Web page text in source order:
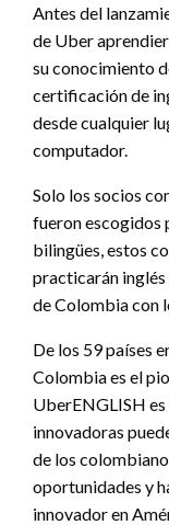
Antes del
de Uber
su conocimiento
certificación de
desde cualquier
computador.
Solo los socios
fueron escogidos
bilingües, estos
practicarán
de Colombia con
De los 59 países
Colombia es el
UberENGLISH
innovadoras
de los
oportunidades y
innovador en